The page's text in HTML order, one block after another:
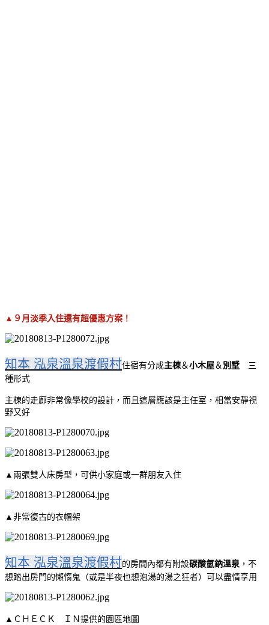
▲９月淡季入住還有超優惠方案！
知本 泓泉溫泉渡假村住宿有分成主棟＆小木屋＆ 別墅 三
種形式
主棟的走廊非常像學校的設計，而且這層應該是主任室 ，相當安靜視
野又好
▲兩張雙人床房型，可供小家庭或一群朋友入住
▲非常復古的衣帽架
知本 泓泉溫泉渡假村的房間內都有附設碳酸氫鈉溫泉 ，不
想踏出房門的懶惰鬼（或是半夜也想泡湯的湯之狂者）可以盡情享用
▲ＣＨＥＣＫ ＩＮ提供的園區地圖